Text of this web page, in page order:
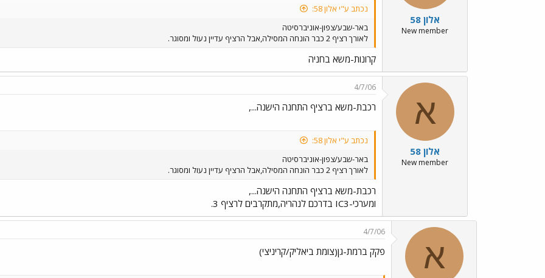
אלון 58
New member
נכתב ע"י אלון 58:
באר-שבע/צפון-אוניברסיטה
לאורך רציף 2 כבר הונחה המסילה,אבל הרציף עדיין נעול ומסוגר.
קרונות-משא בחניה
א
אלון 58
New member
4/7/06
רכבת-משא ברציף התחנה הישנה...,
נכתב ע"י אלון 58:
באר-שבע/צפון-אוניברסיטה
לאורך רציף 2 כבר הונחה המסילה,אבל הרציף עדיין נעול ומסוגר.
רכבת-משא ברציף התחנה הישנה...,
ומערכי-IC3 בדרכם לנהריה,מתקרבים לרציף 3.
א
4/7/06
פקק ברמת-גן(צומת ביאליק/קריניצי)